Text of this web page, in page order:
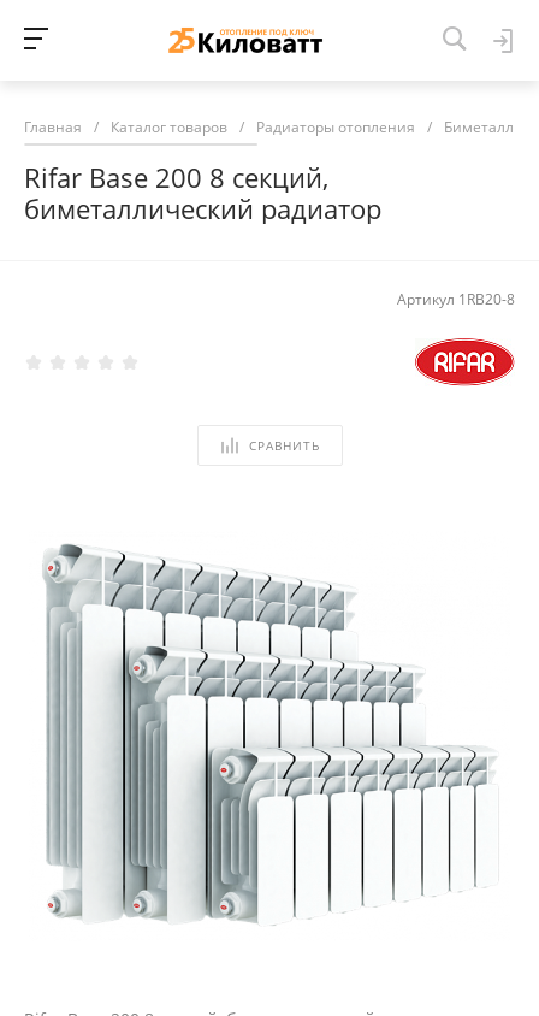
Главная / Каталог товаров / Радиаторы отопления /
Rifar Base 200 8 секций,
биметаллический радиатор
Артикул 1RB20-8
СРАВНИТЬ